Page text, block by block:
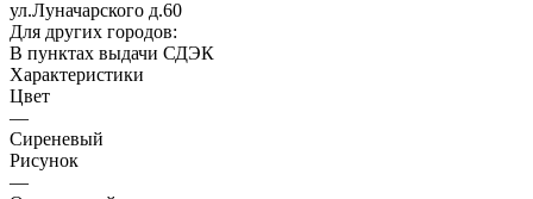
ул.Луначарского д.60
Для других городов:
В пунктах выдачи СДЭК
Характеристики
Цвет
—
Сиреневый
Рисунок
—